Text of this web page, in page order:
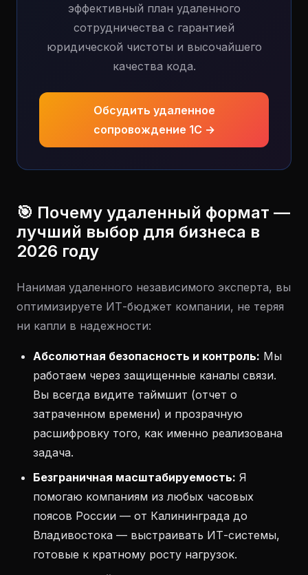
эффективный план удаленного
сотрудничества с гарантией
юридической чистоты и высочайшего
качества кода.
Обсудить удаленное
сопровождение 1С →
🎯 Почему удаленный формат —
лучший выбор для бизнеса в
2026 году
Нанимая удаленного независимого эксперта, вы
оптимизируете ИТ-бюджет компании, не теряя
ни капли в надежности:
Абсолютная безопасность и контроль: Мы
работаем через защищенные каналы связи.
Вы всегда видите таймшит (отчет о
затраченном времени) и прозрачную
расшифровку того, как именно реализована
задача.
Безграничная масштабируемость: Я
помогаю компаниям из любых часовых
поясов России — от Калининграда до
Владивостока — выстраивать ИТ-системы,
готовые к кратному росту нагрузок.